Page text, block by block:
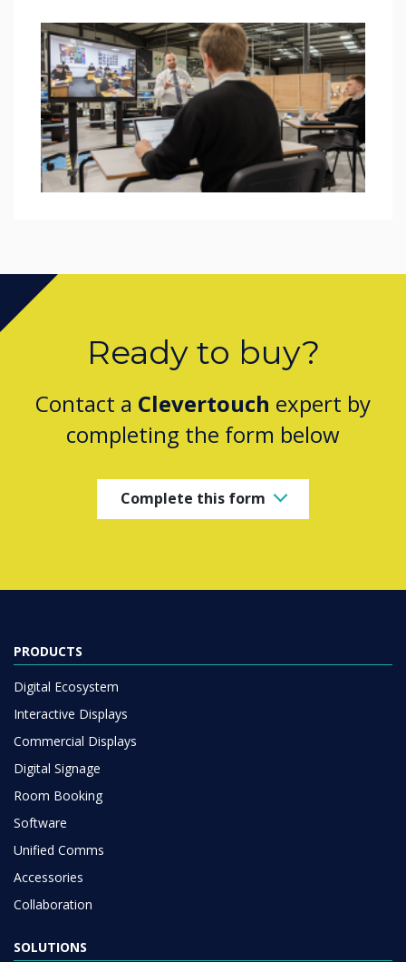
Ready to buy?
Contact a Clevertouch expert by
completing the form below
Complete this form
PRODUCTS
Digital Ecosystem
Interactive Displays
Commercial Displays
Digital Signage
Room Booking
Software
Unified Comms
Accessories
Collaboration
SOLUTIONS